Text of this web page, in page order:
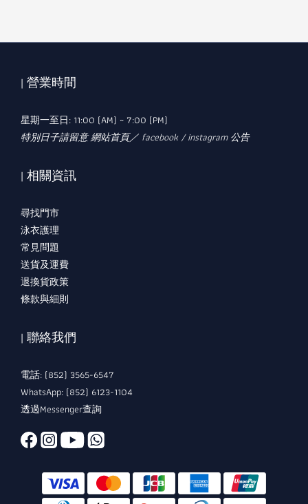
| 營業時間
星期一至日: 11:00 (AM) ~ 7:00 (PM)
特別日子請留意 網站首頁／ facebook / instagram 公告
| 相關資訊
尋找門市
泳衣護理
常見問題
送貨及運費
退換貨政策
條款與細則
| 聯絡我們
電話: (852) 3565-6547
WhatsApp: (852) 6123-1104
透過Messenger查詢